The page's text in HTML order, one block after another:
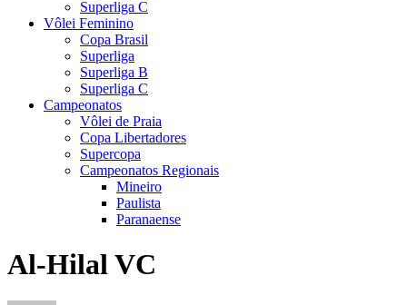
Superliga C
Vôlei Feminino
Copa Brasil
Superliga
Superliga B
Superliga C
Campeonatos
Vôlei de Praia
Copa Libertadores
Supercopa
Campeonatos Regionais
Mineiro
Paulista
Paranaense
Al-Hilal VC